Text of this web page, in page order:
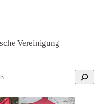
Vereinigung